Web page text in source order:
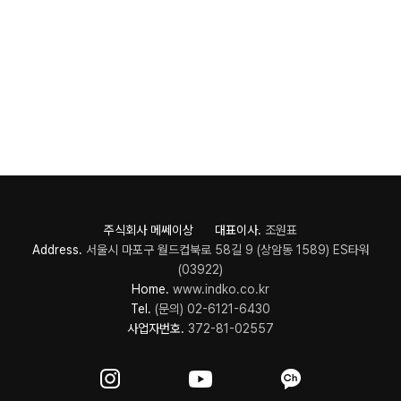
주식회사 메쎄이상 대표이사. 조원표
Address. 서울시 마포구 월드컵북로 58길 9 (상암동 1589) ES타워
(03922)
Home. www.indko.co.kr
Tel. (문의) 02-6121-6430
사업자번호. 372-81-02557